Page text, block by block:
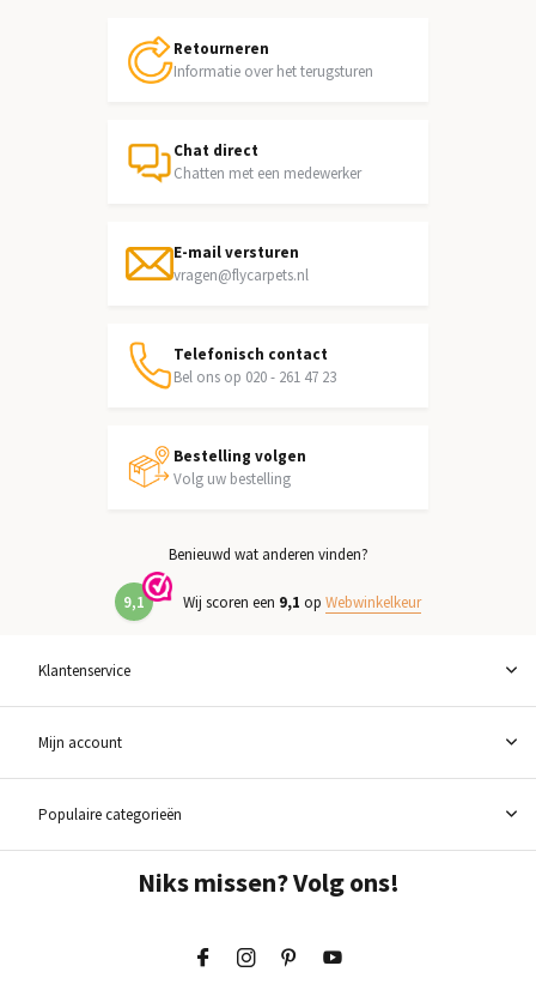
Retourneren
Informatie over het terugsturen
Chat direct
Chatten met een medewerker
E-mail versturen
vragen@flycarpets.nl
Telefonisch contact
Bel ons op 020 - 261 47 23
Bestelling volgen
Volg uw bestelling
Benieuwd wat anderen vinden?
9,1 Wij scoren een 9,1 op Webwinkelkeur
Klantenservice
Mijn account
Populaire categorieën
Niks missen? Volg ons!